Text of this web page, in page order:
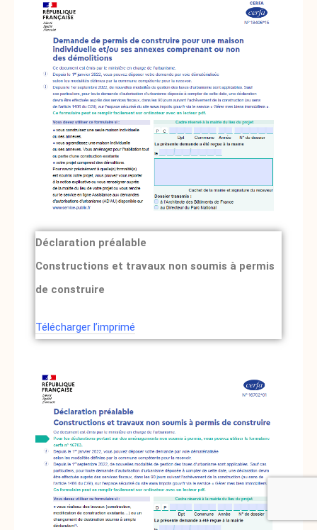
Déclaration préalable
Constructions et travaux non soumis à permis
de construire
Télécharger l’imprimé